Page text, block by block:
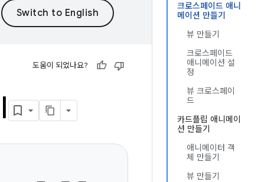
크로스페이드 애니
메이션 만들기
뷰 만들기
크로스페이드
애니메이션 설
정
뷰 크로스페이
드
카드플립 애니메이
션 만들기
애니메이터 객
체 만들기
뷰 만들기
도움이 되었나요?